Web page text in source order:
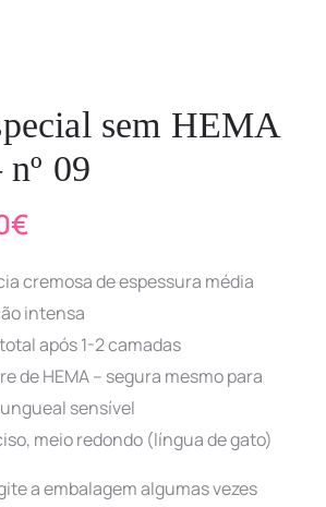
sem HEMA
09
€
cremosa de espessura média
intensa
após 1-2 camadas
de HEMA – segura mesmo para
sensível
meio redondo (língua de gato)
a embalagem algumas vezes